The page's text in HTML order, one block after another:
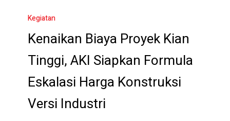
Biaya
Proyek
Siapkan
Formula
Kegiatan
Kenaikan Biaya Proyek Kian
Tinggi, AKI Siapkan Formula
Eskalasi Harga Konstruksi
Versi Industri